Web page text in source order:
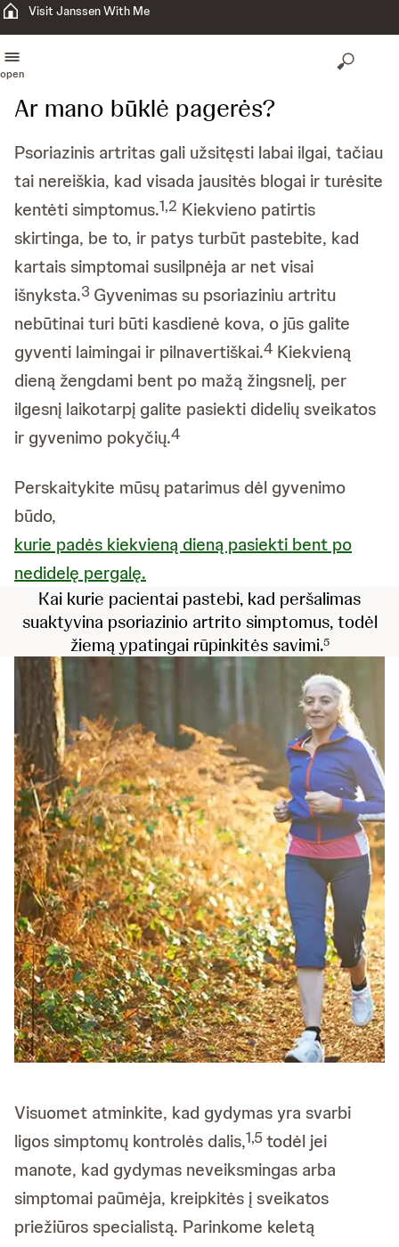
Visit Janssen With Me
open
Ar mano būklė pagerės?
Psoriazinis artritas gali užsitęsti labai ilgai, tačiau
tai nereiškia, kad visada jausitės blogai ir turėsite
kentėti simptomus.1,2 Kiekvieno patirtis
skirtinga, be to, ir patys turbūt pastebite, kad
kartais simptomai susilpnėja ar net visai
išnyksta.3 Gyvenimas su psoriaziniu artritu
nebūtinai turi būti kasdienė kova, o jūs galite
gyventi laimingai ir pilnavertiškai.4 Kiekvieną
dieną žengdami bent po mažą žingsnelį, per
ilgesnį laikotarpį galite pasiekti didelių sveikatos
ir gyvenimo pokyčių.4
Perskaitykite mūsų patarimus dėl gyvenimo
būdo,
kurie padės kiekvieną dieną pasiekti bent po
nedidelę pergalę.
Kai kurie pacientai pastebi, kad peršalimas
suaktyvina psoriazinio artrito simptomus, todėl
žiemą ypatingai rūpinkitės savimi.5
Visuomet atminkite, kad gydymas yra svarbi
ligos simptomų kontrolės dalis,1,5 todėl jei
manote, kad gydymas neveiksmingas arba
simptomai paūmėja, kreipkitės į sveikatos
priežiūros specialistą. Parinkome keletą